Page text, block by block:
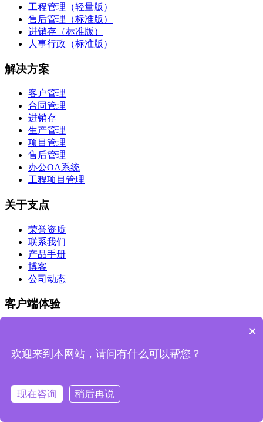
工程管理（轻量版）
售后管理（标准版）
进销存（标准版）
人事行政（标准版）
解决方案
客户管理
合同管理
进销存
生产管理
项目管理
售后管理
办公OA系统
工程项目管理
关于支点
荣誉资质
联系我们
产品手册
博客
公司动态
客户端体验
公众号
商务合作：13588029242
×
欢迎来到本网站，请问有什么可以帮您？
现在咨询 稍后再说